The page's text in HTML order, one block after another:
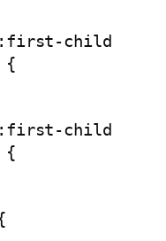
child
{
child
{